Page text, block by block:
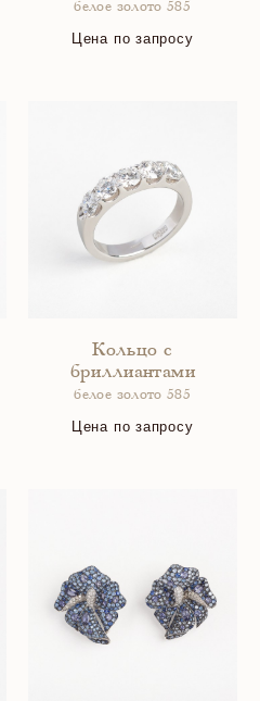
белое золото 585
Цена по запросу
Кольцо с
бриллиантами
белое золото 585
Цена по запросу